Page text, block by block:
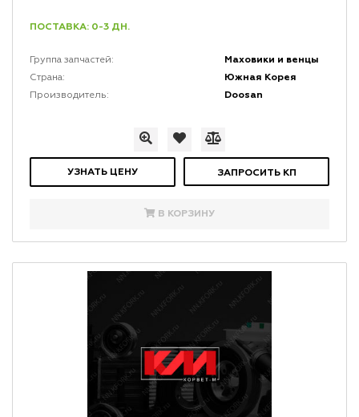
ПОСТАВКА: 0-3 ДН.
Группа запчастей: Маховики и венцы
Страна: Южная Корея
Производитель: Doosan
УЗНАТЬ ЦЕНУ ЗАПРОСИТЬ КП
В КОРЗИНУ